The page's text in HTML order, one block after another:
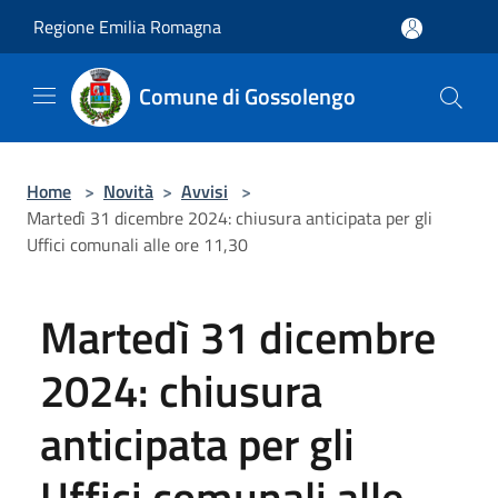
Regione Emilia Romagna
Comune di Gossolengo
Home > Novità > Avvisi >
Martedì 31 dicembre 2024: chiusura anticipata per gli
Uffici comunali alle ore 11,30
Martedì 31 dicembre
2024: chiusura
anticipata per gli